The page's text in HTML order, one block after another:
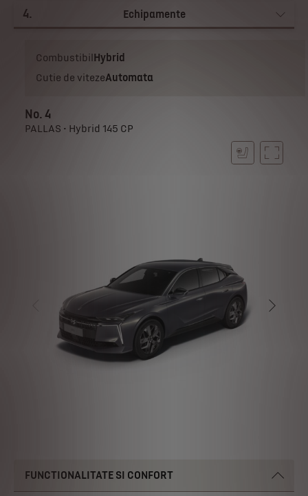
4. Echipamente
No. 4
PALLAS • Hybrid 145 CP
CombustibilHybrid
Cutie de vitezeAutomata
FUNCTIONALITATE SI CONFORT